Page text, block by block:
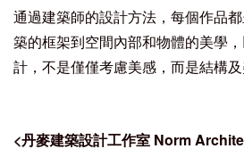
通過建築師的設計方法，每個作品
築的框架到空間內部和物體的美學
計，不是僅僅考慮美感，而是結構及
<丹麥建築設計工作室 Norm